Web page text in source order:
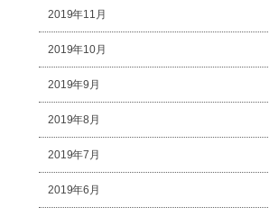
2019年11月
2019年10月
2019年9月
2019年8月
2019年7月
2019年6月